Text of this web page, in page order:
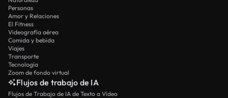
Personas
Amor y Relaciones
El Fitness
Videografía aérea
Comida y bebida
Viajes
Transporte
Tecnología
Zoom de fondo virtual
Flujos de trabajo de IA
Flujos de Trabajo de IA de Texto a Vídeo